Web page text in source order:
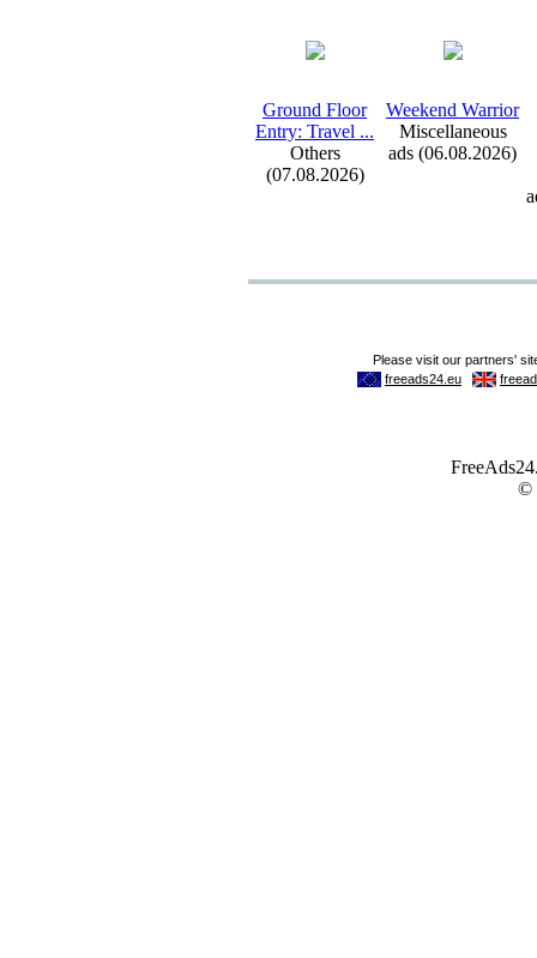
Ground Floor
Entry: Travel ...
Others
(07.08.2026)
Weekend Warrior
Miscellaneous
ads (06.08.2026)
©